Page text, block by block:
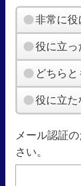
非常に役
役に立っ
どちら
役に立た
メール認証
さい。